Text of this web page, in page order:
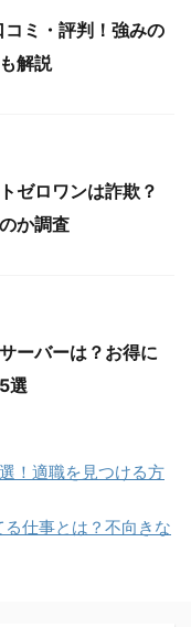
ミ・評判！強みの
解説
ゼロワンは詐欺？
か調査
ーバーは？お得に
選
！適職を見つける方
仕事とは？不向きな